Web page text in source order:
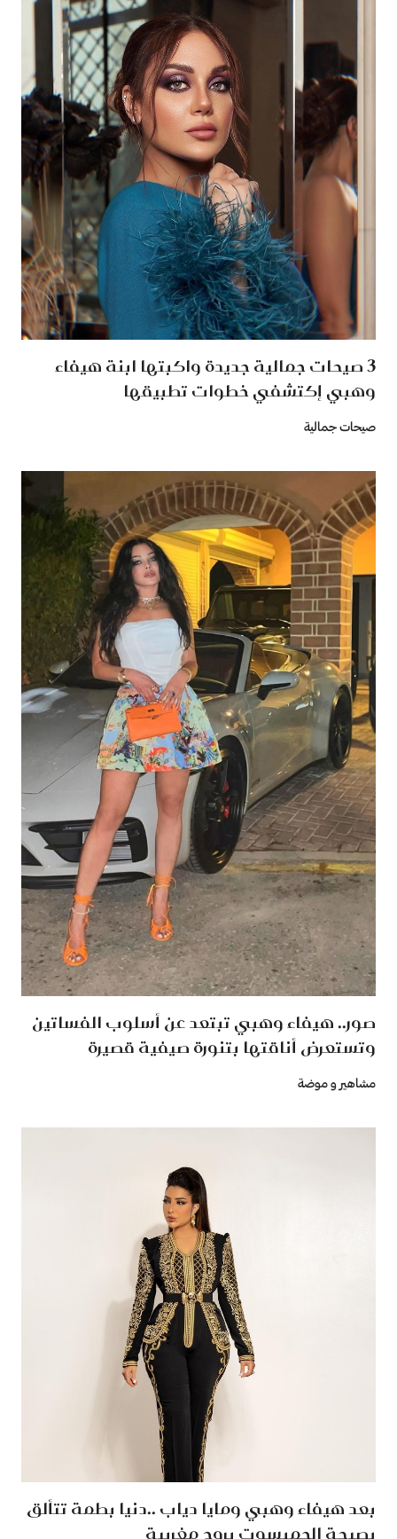
3 صيحات جمالية جديدة واكبتها ابنة هيفاء
وهبي إكتشفي خطوات تطبيقها
صيحات جمالية
صور.. هيفاء وهبي تبتعد عن أسلوب الفساتين
وتستعرض أناقتها بتنورة صيفية قصيرة
مشاهير و موضة
بعد هيفاء وهبي ومايا دياب ..دنيا بطمة تتألق